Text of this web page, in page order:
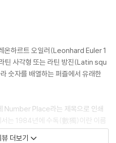
온하르트 오일러(Leonhard Euler 1
사각형 또는 라틴 방진(Latin squ
숫자를 배열하는 퍼즐에서 유래한
Number Place라는 제목으로 인쇄
서는 1984년에 수독(數獨)이란 이름
시작했으며, 2004년 11월엔 영국의
더보기